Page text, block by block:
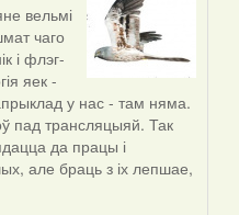
вельмі
чаго
і флэг-
яек -
у нас - там няма.
пад трансляцыяй. Так
да працы і
але браць з іх лепшае,